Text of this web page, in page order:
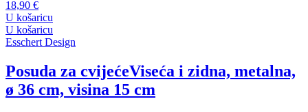
18,90 €
U košaricu
U košaricu
Esschert Design
Posuda za cvijećeViseća i zidna, metalna,
ø 36 cm, visina 15 cm